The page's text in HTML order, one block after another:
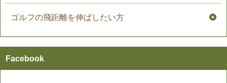
ゴルフの飛距離を伸ばしたい方
Facebook